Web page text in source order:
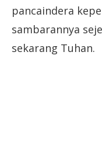
pancaindera
sambarannya
sekarang Tuhan.